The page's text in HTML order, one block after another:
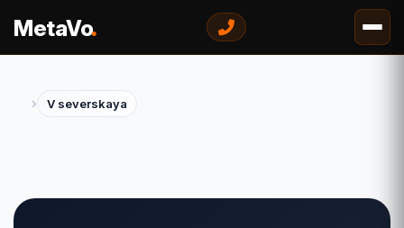
MetaVo.
› V severskaya